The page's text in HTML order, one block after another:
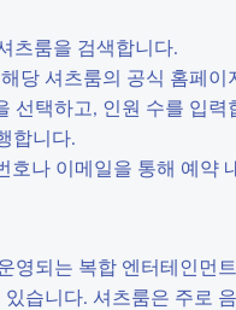
츠룸을 검색합니다.
당 셔츠룸의 공식 홈페
선택하고, 인원 수를 입력
합니다.
호나 이메일을 통해 예약
영되는 복합 엔터테인먼
습니다. 셔츠룸은 주로